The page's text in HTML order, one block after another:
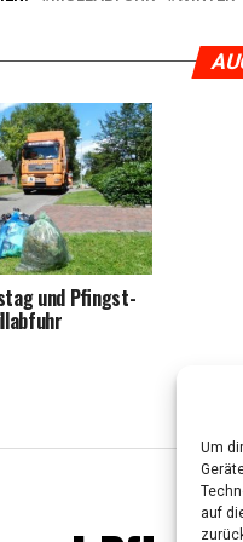
Um
auf
und Pfingst­